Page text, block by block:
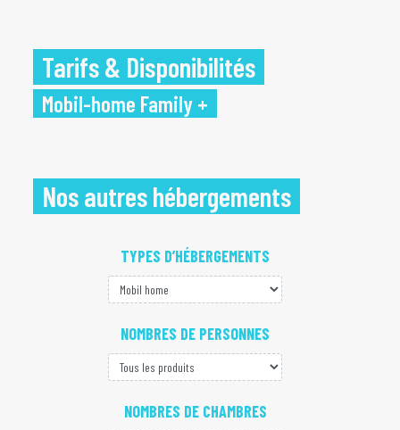
Tarifs & Disponibilités
Mobil-home Family +
Nos autres hébergements
TYPES D’HÉBERGEMENTS
NOMBRES DE PERSONNES
NOMBRES DE CHAMBRES